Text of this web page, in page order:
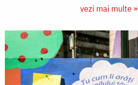
vezi mai multe »